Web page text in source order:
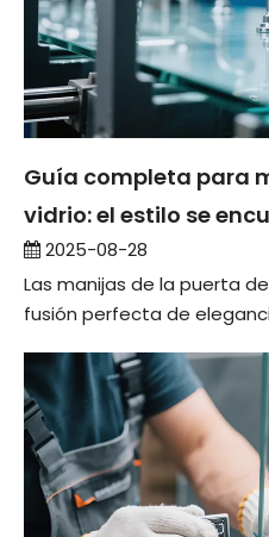
Guía completa para
vidrio: el estilo se
2025-08-28
Las manijas de la puerta
fusión perfecta de